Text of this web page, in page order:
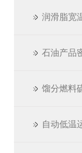
润滑脂宽
石油产品
馏分燃料
自动低温